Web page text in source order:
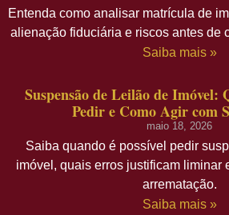
Entenda como analisar matrícula de
alienação fiduciária e riscos antes de
Saiba mais »
Suspensão de Leilão de Imóvel:
Pedir e Como Agir com
maio 18, 2026
Saiba quando é possível pedir
imóvel, quais erros justificam liminar
arrematação.
Saiba mais »